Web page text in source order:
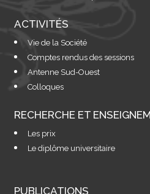
ACTIVITÉS
Vie de la Société
Comptes rendus des sessions
Antenne Sud-Ouest
Colloques
RECHERCHE ET
Les prix
Le diplôme universitaire
PUBLICATIONS